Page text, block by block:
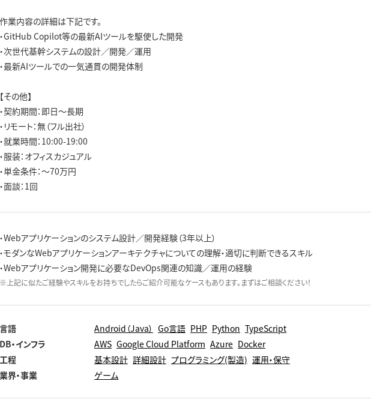
作業内容の詳細は下記です。
・GitHub Copilot等の最新AIツールを駆使した開発
・次世代基幹システムの設計／開発／運用
・最新AIツールでの一気通貫の開発体制
【その他】
・契約期間：即日〜長期
・リモート：無（フル出社）
・就業時間：10:00-19:00
・服装：オフィスカジュアル
・単金条件：〜70万円
・面談：1回
・Webアプリケーションのシステム設計／開発経験（3年以上）
・モダンなWebアプリケーションアーキテクチャについての理解・適切に判断できるスキル
・Webアプリケーション開発に必要なDevOps関連の知識／運用の経験
※上記に似たご経験やスキルをお持ちでしたらご紹介可能なケースもあります。まずはご相談ください！
言語 Android（Java） Go言語 PHP Python TypeScript
DB・インフラ
AWS Google Cloud Platform Azure Docker
工程
基本設計 詳細設計 プログラミング(製造) 運用・保守
業界・事業
ゲーム